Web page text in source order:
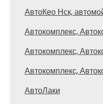
АвтоКео Нск,
Автокомплекс,
Автокомплекс,
Автокомплекс,
АвтоЛаки